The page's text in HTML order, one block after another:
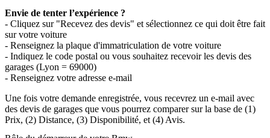
Envie de tenter l’expérience ?
- Cliquez sur "Recevez des devis" et sélectionnez ce qui doit être fait
sur votre voiture
- Renseignez la plaque d'immatriculation de votre voiture
- Indiquez le code postal ou vous souhaitez recevoir les devis des
garages (Lyon = 69000)
- Renseignez votre adresse e-mail
Une fois votre demande enregistrée, vous recevrez un e-mail avec
des devis de garages que vous pourrez comparer sur la base de (1)
Prix, (2) Distance, (3) Disponibilité, et (4) Avis.